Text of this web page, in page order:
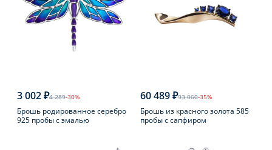
3 002 ₽4 289-30%
Брошь родированное серебро
925 пробы с эмалью
60 489 ₽93 060-35%
Брошь из красного золота 585
пробы с сапфиром